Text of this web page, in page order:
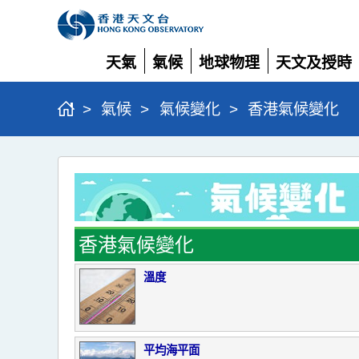
天氣
展
開
氣候
展
開
地球物理
展
開
天文及授時
展
開
> 氣候 > 氣候變化 > 香港氣候變化
香
氣
候
變
香港氣候變化
溫度
平均海平面